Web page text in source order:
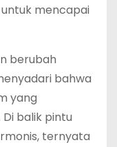
mencapai
berubah
bahwa
yang
balik pintu
ternyata